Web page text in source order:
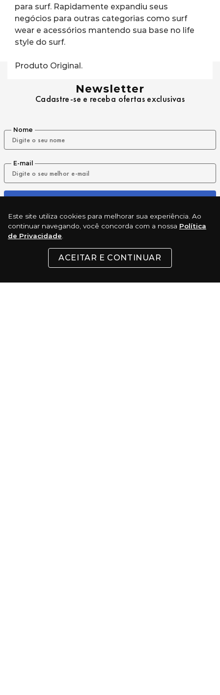
Este site utiliza cookies para melhorar sua experiência. Ao
continuar navegando, você concorda com a nossa Política
de Privacidade
ACEITAR E CONTINUAR
para surf. Rapidamente expandiu seus
negócios para outras categorias como surf
wear e acessórios mantendo sua base no life
style do surf.
Produto Original.
Newsletter
Cadastre-se e receba ofertas exclusivas
Nome
E-mail